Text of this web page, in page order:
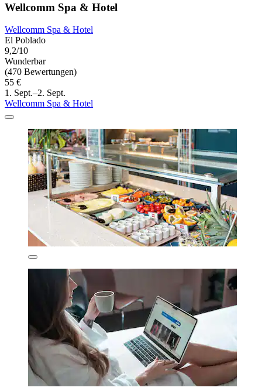
Wellcomm Spa & Hotel
Wellcomm Spa & Hotel
El Poblado
9,2/10
Wunderbar
(470 Bewertungen)
55 €
1. Sept.–2. Sept.
Wellcomm Spa & Hotel